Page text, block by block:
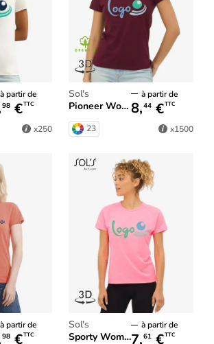
à partir de
98 €TTC
x250
Sol's
Pioneer Women
à partir de
8,44 €TTC
23 x1500
à partir de
98 €TTC
Sol's
Sporty Women
à partir de
7,61 €TTC